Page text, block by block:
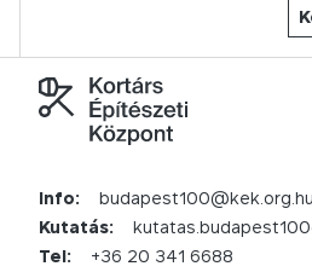
Info:
budapest100@kek.org.hu
Kutatás:
Tel:
+36 20 341 6688